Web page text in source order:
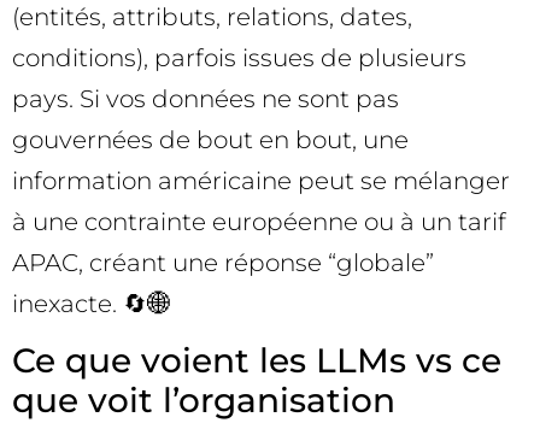
(entités, attributs, relations, dates,
conditions), parfois issues de plusieurs
pays. Si vos données ne sont pas
gouvernées de bout en bout, une
information américaine peut se mélanger
à une contrainte européenne ou à un tarif
APAC, créant une réponse “globale”
inexacte. 🔄🌐
Ce que voient les LLMs vs ce
que voit l’organisation